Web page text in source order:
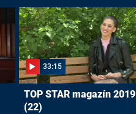
33:15
TOP STAR magazín 2019
(22)